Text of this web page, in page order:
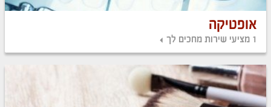
אופטיקה
1 מציעי שירות מחכים לך